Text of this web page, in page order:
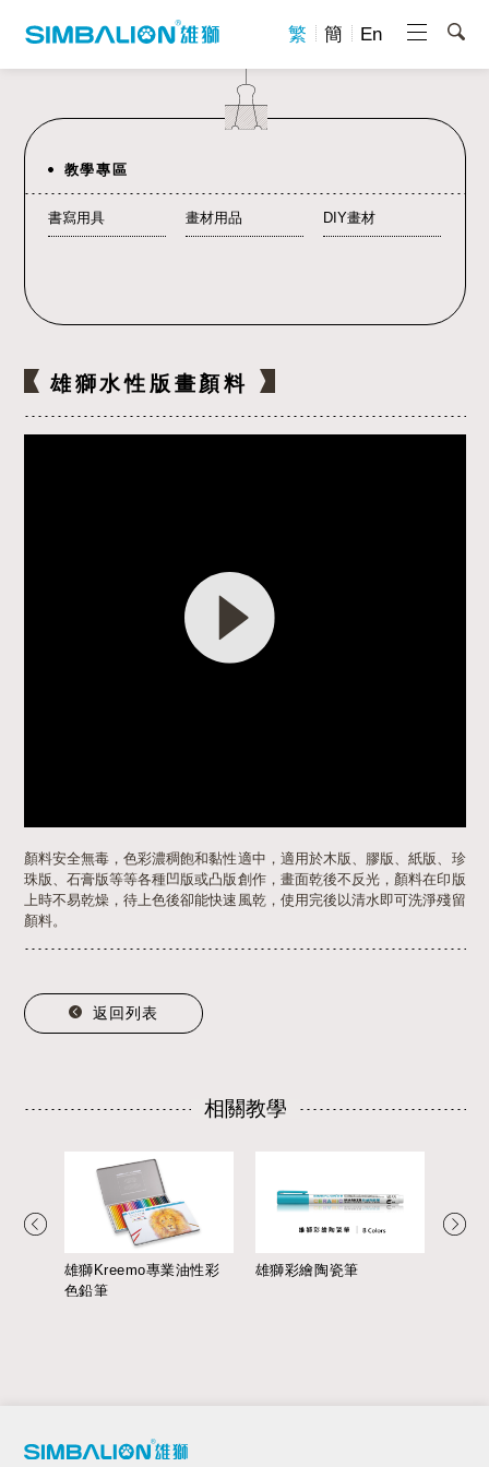
繁 簡 En
教學專區
書寫用具 畫材用品 DIY畫材
雄獅水性版畫顏料
顏料安全無毒，色彩濃稠飽和黏性適中，適用於木版、膠版、紙版、珍
珠版、石膏版等等各種凹版或凸版創作，畫面乾後不反光，顏料在印版
上時不易乾燥，待上色後卻能快速風乾，使用完後以清水即可洗淨殘留
顏料。
返回列表
相關教學
雄獅Kreemo專業油性彩
色鉛筆
雄獅彩繪陶瓷筆